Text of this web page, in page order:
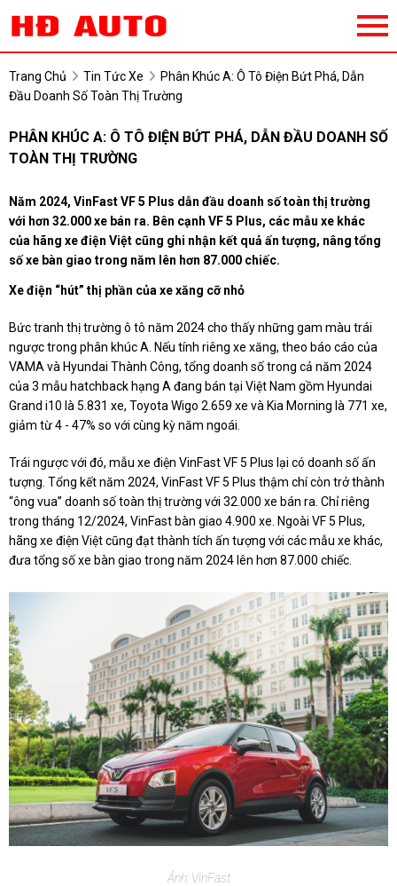
Trang Chủ Tin Tức Xe
Phân Khúc A: Ô Tô Điện Bứt Phá, Dẫn
Đầu Doanh Số Toàn Thị Trường
PHÂN KHÚC A: Ô TÔ ĐIỆN BỨT PHÁ, DẪN ĐẦU DOANH SỐ
TOÀN THỊ TRƯỜNG
Năm 2024, VinFast VF 5 Plus dẫn đầu doanh số toàn thị trường
với hơn 32.000 xe bán ra. Bên cạnh VF 5 Plus, các mẫu xe khác
của hãng xe điện Việt cũng ghi nhận kết quả ấn tượng, nâng tổng
số xe bàn giao trong năm lên hơn 87.000 chiếc.
Xe điện “hút” thị phần của xe xăng cỡ nhỏ
Bức tranh thị trường ô tô năm 2024 cho thấy những gam màu trái
ngược trong phân khúc A. Nếu tính riêng xe xăng, theo báo cáo của
VAMA và Hyundai Thành Công, tổng doanh số trong cả năm 2024
của 3 mẫu hatchback hạng A đang bán tại Việt Nam gồm Hyundai
Grand i10 là 5.831 xe, Toyota Wigo 2.659 xe và Kia Morning là 771 xe,
giảm từ 4 - 47% so với cùng kỳ năm ngoái.
Trái ngược với đó, mẫu xe điện VinFast VF 5 Plus lại có doanh số ấn
tượng. Tổng kết năm 2024, VinFast VF 5 Plus thậm chí còn trở thành
“ông vua” doanh số toàn thị trường với 32.000 xe bán ra. Chỉ riêng
trong tháng 12/2024, VinFast bàn giao 4.900 xe. Ngoài VF 5 Plus,
hãng xe điện Việt cũng đạt thành tích ấn tượng với các mẫu xe khác,
đưa tổng số xe bàn giao trong năm 2024 lên hơn 87.000 chiếc.
Ảnh: VinFast